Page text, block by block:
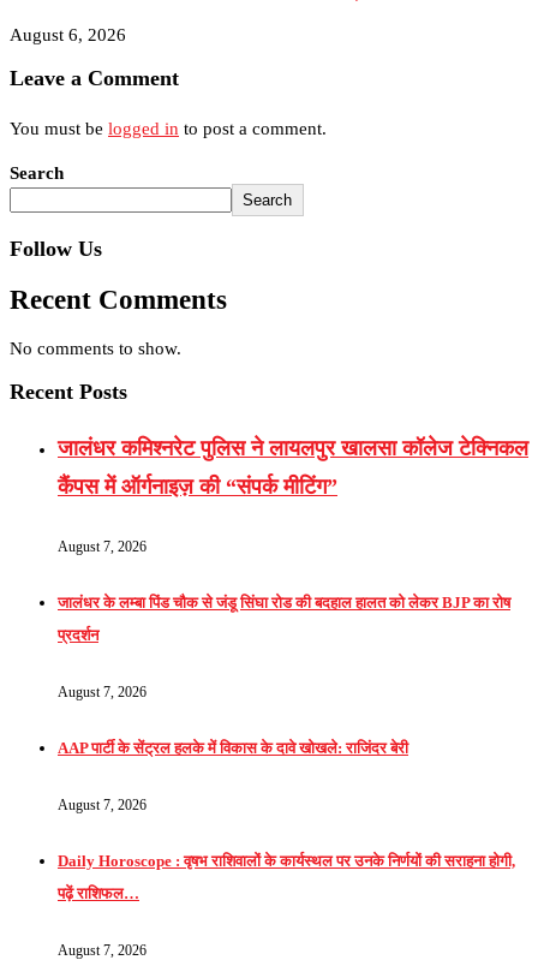
August 6, 2026
Leave a Comment
You must be logged in to post a comment.
Search
Search
Follow Us
Recent Comments
No comments to show.
Recent Posts
जालंधर कमिश्नरेट पुलिस ने लायलपुर खालसा कॉलेज टेक्निकल
कैंपस में ऑर्गनाइज़ की “संपर्क मीटिंग”
August 7, 2026
जालंधर के लम्बा पिंड चौक से जंडू सिंघा रोड की बदहाल हालत को लेकर BJP का रोष
प्रदर्शन
August 7, 2026
AAP पार्टी के सेंट्रल हलके में विकास के दावे खोखले: राजिंदर बेरी
August 7, 2026
Daily Horoscope : वृषभ राशिवालों के कार्यस्थल पर उनके निर्णयों की सराहना होगी,
पढ़ें राशिफल…
August 7, 2026